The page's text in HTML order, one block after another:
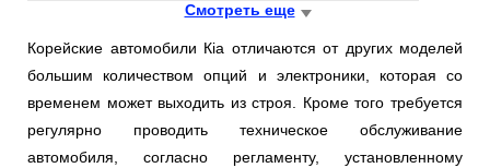
JOICE
MOHAVE OPIRUS OPTIMA
Смотреть еще
Корейские автомобили Кia отличаются от других моделей
большим количеством опций и электроники, которая со
временем может выходить из строя. Кроме того требуется
регулярно проводить техническое обслуживание
автомобиля, согласно регламенту, установленному